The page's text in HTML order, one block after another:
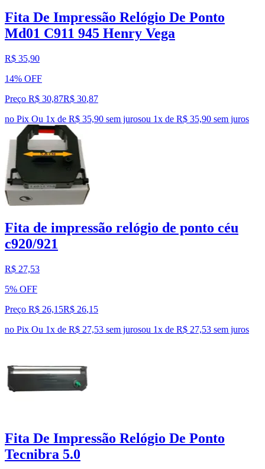
Fita De Impressão Relógio De Ponto
Md01 C911 945 Henry Vega
R$ 35,90
14% OFF
Preço R$ 30,87R$ 30,87
no Pix Ou 1x de R$ 35,90 sem jurosou 1x de R$ 35,90 sem juros
Fita de impressão relógio de ponto céu
c920/921
R$ 27,53
5% OFF
Preço R$ 26,15R$ 26,15
no Pix Ou 1x de R$ 27,53 sem jurosou 1x de R$ 27,53 sem juros
Fita De Impressão Relógio De Ponto
Tecnibra 5.0